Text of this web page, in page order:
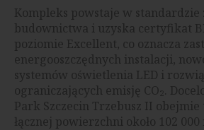
Kompleks powstaje w
budownictwa i uzyska certyfikat
poziomie Excellent, co oznacza
energooszczędnych instalacji,
systemów oświetlenia LED i
ograniczających emisję CO₂.
Park Szczecin Trzebusz II
łącznej powierzchni około 102 000